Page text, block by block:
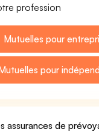
profession
Mutuelles pour
pour
assurances de